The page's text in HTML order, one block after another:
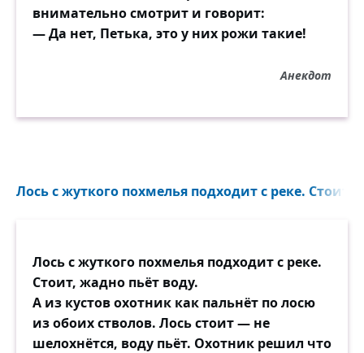
внимательно смотрит и говорит:
— Да нет, Петька, это у них рожи такие!
Анекдот
Лось с жуткого похмелья подходит с реке. Стоит,
Лось с жуткого похмелья подходит с реке.
Стоит, жадно пьёт воду.
А из кустов охотник как пальнёт по лосю
из обоих стволов. Лось стоит — не
шелохнётся, воду пьёт. Охотник решил что